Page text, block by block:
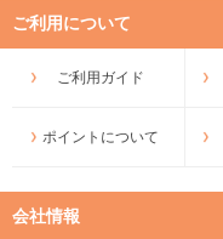
ご利用について
ご利用ガイド
ポイントについて
会社情報